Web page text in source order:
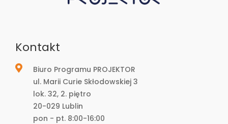
Kontakt
Biuro Programu PROJEKTOR
ul. Marii Curie Skłodowskiej 3
lok. 32, 2. piętro
20-029 Lublin
pon - pt. 8:00-16:00